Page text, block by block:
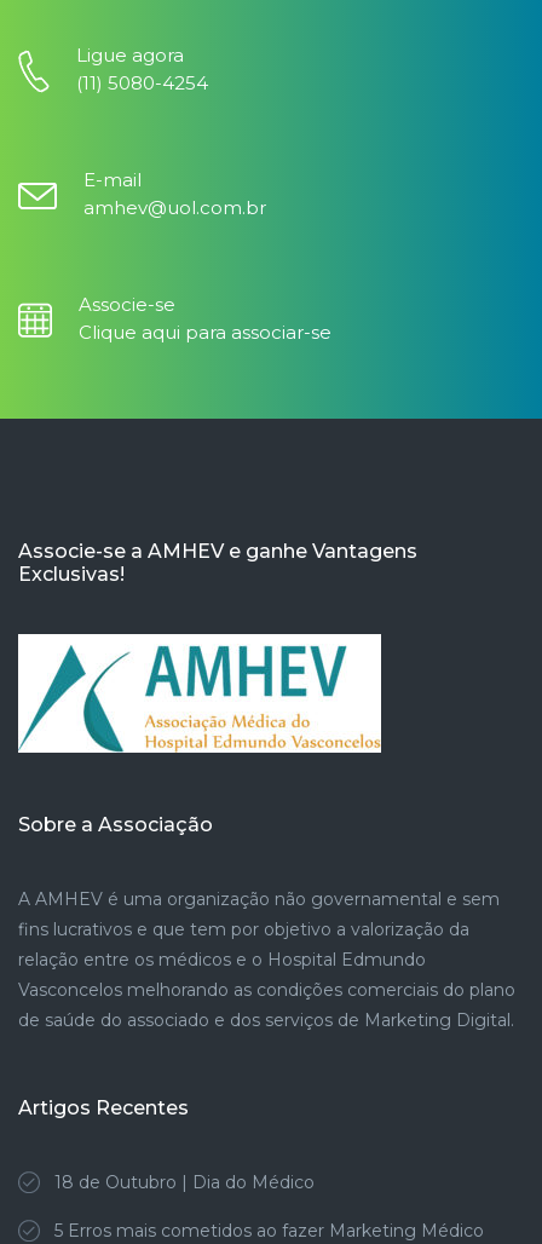
Ligue agora
(11) 5080-4254
E-mail
amhev@uol.com.br
Associe-se
Clique aqui para associar-se
Associe-se a AMHEV e ganhe Vantagens
Exclusivas!
Sobre a Associação
A AMHEV é uma organização não governamental e sem
fins lucrativos e que tem por objetivo a valorização da
relação entre os médicos e o Hospital Edmundo
Vasconcelos melhorando as condições comerciais do plano
de saúde do associado e dos serviços de Marketing Digital.
Artigos Recentes
18 de Outubro | Dia do Médico
5 Erros mais cometidos ao fazer Marketing Médico